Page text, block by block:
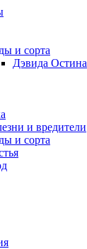
и сорта
Дэвида Остина
и вредители
и сорта